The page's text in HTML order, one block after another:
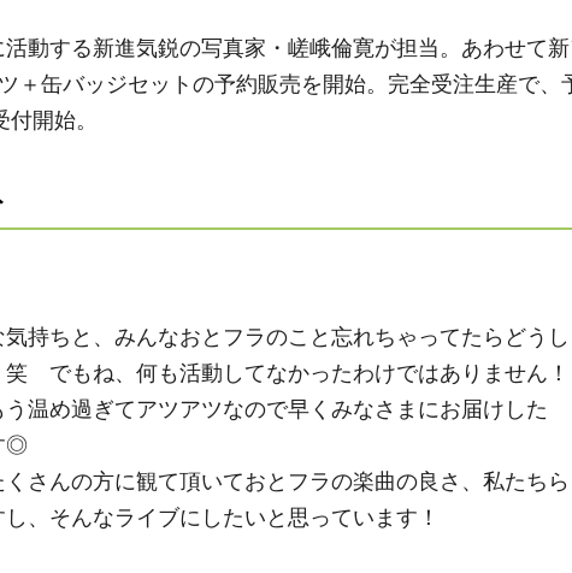
動する新進気鋭の写真家・嵯峨倫寛が担当。あわせて
＋缶バッジセットの予約販売を開始。完全受注生産で、
開始。
持ちと、みんなおとフラのこと忘れちゃってたらどう
笑 でもね、何も活動してなかったわけではありませ
温め過ぎてアツアツなので早くみなさまにお届けした
◎
さんの方に観て頂いておとフラの楽曲の良さ、私たち
、そんなライブにしたいと思っています！